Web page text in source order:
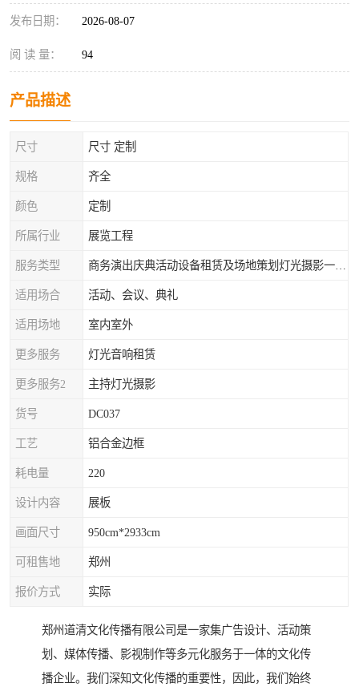
发布日期： 2026-08-07
阅 读 量： 94
产品描述
尺寸 尺寸 定制
规格 齐全
颜色 定制
所属行业 展览工程
服务类型
适用场合 活动、会议、典礼
适用场地 室内室外
更多服务 灯光音响租赁
更多服务2 主持灯光摄影
货号 DC037
工艺 铝合金边框
耗电量 220
设计内容 展板
画面尺寸 950cm*2933cm
可租售地 郑州
报价方式 实际
郑州道清文化传播有限公司是一家集广告设计、活动策
划、媒体传播、影视制作等多元化服务于一体的文化传
播企业。我们深知文化传播的重要性，因此，我们始终